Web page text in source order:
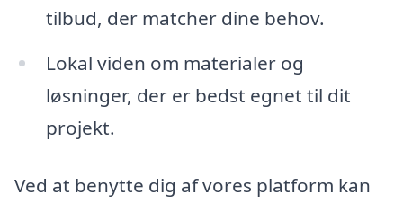
tilbud, der matcher dine behov.
Lokal viden om materialer og
løsninger, der er bedst egnet til dit
projekt.
Ved at benytte dig af vores platform kan